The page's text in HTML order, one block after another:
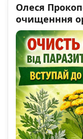
Олеся
очищенння